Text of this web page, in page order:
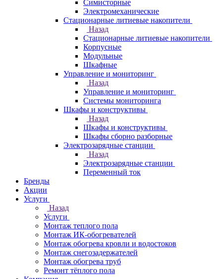
Симисторные
Электромеханические
Стационарные литиевые накопители
Назад
Стационарные литиевые накопители
Корпусные
Модульные
Шкафные
Управление и мониторинг
Назад
Управление и мониторинг
Системы мониторинга
Шкафы и конструктивы
Назад
Шкафы и конструктивы
Шкафы сборно разборные
Электрозарядные станции
Назад
Электрозарядные станции
Переменный ток
Бренды
Акции
Услуги
Назад
Услуги
Монтаж теплого пола
Монтаж ИК-обогревателей
Монтаж обогрева кровли и водостоков
Монтаж снегозадержателей
Монтаж обогрева труб
Ремонт тёплого пола